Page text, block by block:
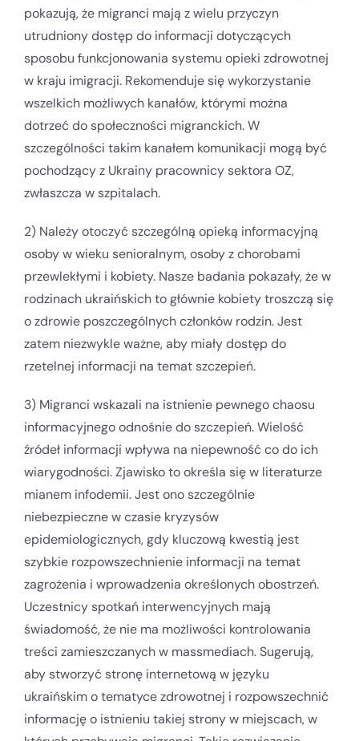
pokazują, że migranci mają z wielu przyczyn
utrudniony dostęp do informacji dotyczących
sposobu funkcjonowania systemu opieki zdrowotnej
w kraju imigracji. Rekomenduje się wykorzystanie
wszelkich możliwych kanałów, którymi można
dotrzeć do społeczności migranckich. W
szczególności takim kanałem komunikacji mogą być
pochodzący z Ukrainy pracownicy sektora OZ,
zwłaszcza w szpitalach.
2) Należy otoczyć szczególną opieką informacyjną
osoby w wieku senioralnym, osoby z chorobami
przewlekłymi i kobiety. Nasze badania pokazały, że w
rodzinach ukraińskich to głównie kobiety troszczą się
o zdrowie poszczególnych członków rodzin. Jest
zatem niezwykle ważne, aby miały dostęp do
rzetelnej informacji na temat szczepień.
3) Migranci wskazali na istnienie pewnego chaosu
informacyjnego odnośnie do szczepień. Wielość
źródeł informacji wpływa na niepewność co do ich
wiarygodności. Zjawisko to określa się w literaturze
mianem infodemii. Jest ono szczególnie
niebezpieczne w czasie kryzysów
epidemiologicznych, gdy kluczową kwestią jest
szybkie rozpowszechnienie informacji na temat
zagrożenia i wprowadzenia określonych obostrzeń.
Uczestnicy spotkań interwencyjnych mają
świadomość, że nie ma możliwości kontrolowania
treści zamieszczanych w massmediach. Sugerują,
aby stworzyć stronę internetową w języku
ukraińskim o tematyce zdrowotnej i rozpowszechnić
informację o istnieniu takiej strony w miejscach, w